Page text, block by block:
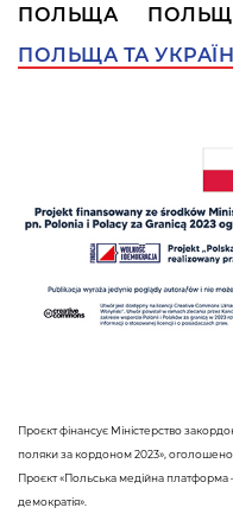
ПОЛЬЩА
ПОЛЬЩА ТА
Проєкт фінансує Міністерство
поляки за кордоном 2023»,
Проєкт «Польська медійна платформа
демократія».